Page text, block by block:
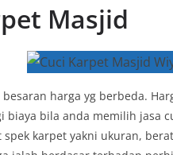
Masjid
harga yg berbeda.
biaya bila anda memilih jasa
karpet yakni ukuran,